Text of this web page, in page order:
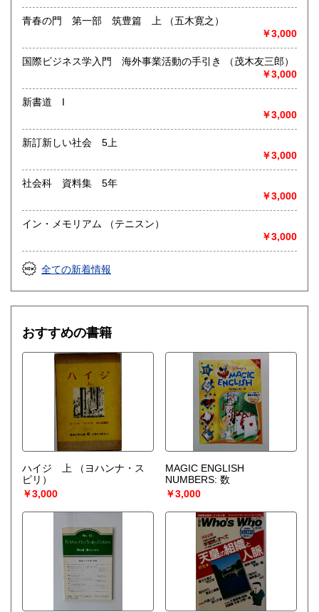
青春の門 第一部 筑豊篇 上 （五木寛之）
￥3,000
国際ビジネス学入門 海外事業活動の手引き （茂木友三郎）
￥3,000
新書道 I
￥3,000
新訂新しい社会 5上
￥3,000
社会科 資料集 5年
￥3,000
イン・メモリアム （テニスン）
￥3,000
全ての新着情報
おすすめの書籍
ハイジ 上
（ヨハンナ・ス
ピリ）
￥3,000
MAGIC ENGLISH
NUMBERS: 数
￥3,000